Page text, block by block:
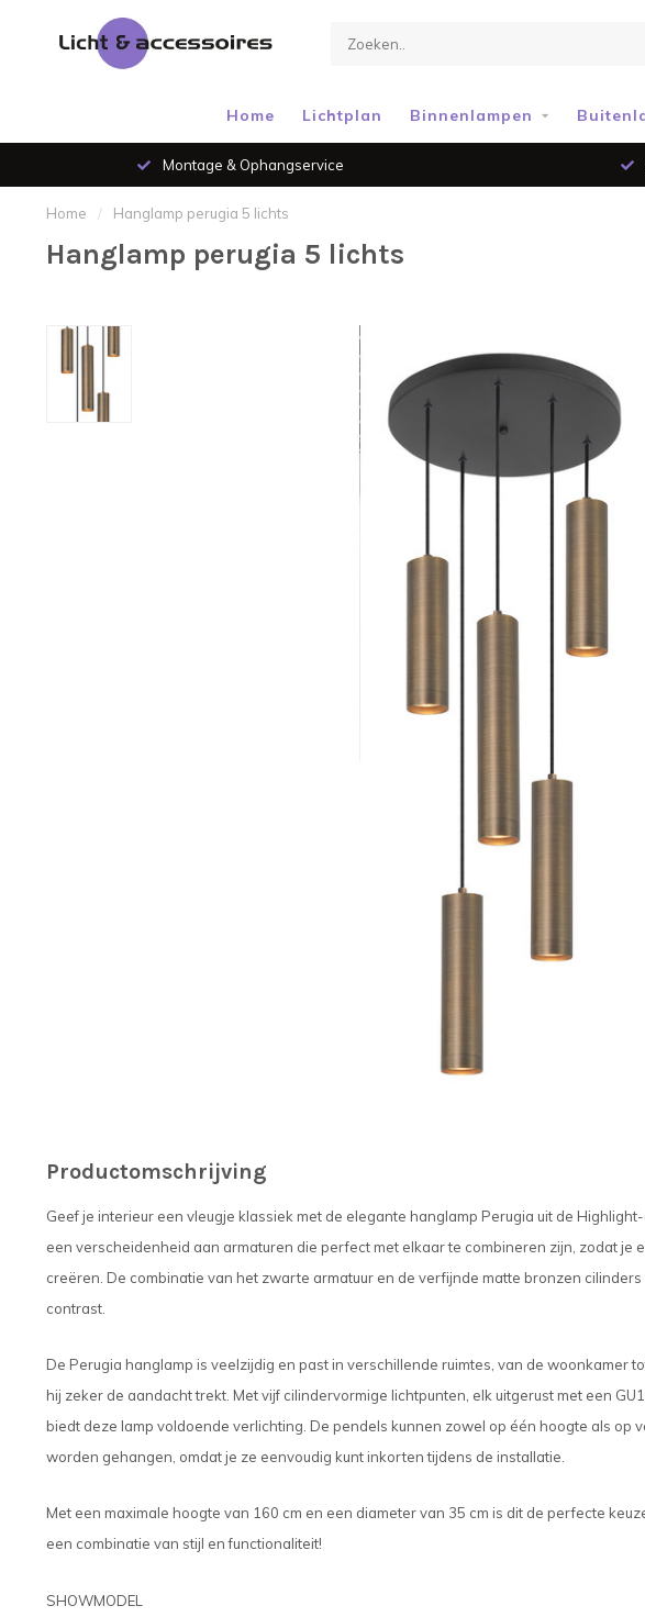
Home Lichtplan Binnenlampen
Montage & Ophangservice
Home / Hanglamp perugia 5 lichts
Hanglamp perugia 5 lichts
Productomschrijving
Geef je interieur een vleugje klassiek met de elegante hanglamp Perugia uit de
een verscheidenheid aan armaturen die perfect met elkaar te combineren zijn, zodat je
creëren. De combinatie van het zwarte armatuur en de verfijnde matte bronzen
contrast.
De Perugia hanglamp is veelzijdig en past in verschillende ruimtes, van de woonkamer
hij zeker de aandacht trekt. Met vijf cilindervormige lichtpunten, elk uitgerust met een
biedt deze lamp voldoende verlichting. De pendels kunnen zowel op één hoogte als op
worden gehangen, omdat je ze eenvoudig kunt inkorten tijdens de installatie.
Met een maximale hoogte van 160 cm en een diameter van 35 cm is dit de perfecte
een combinatie van stijl en functionaliteit!
SHOWMODEL